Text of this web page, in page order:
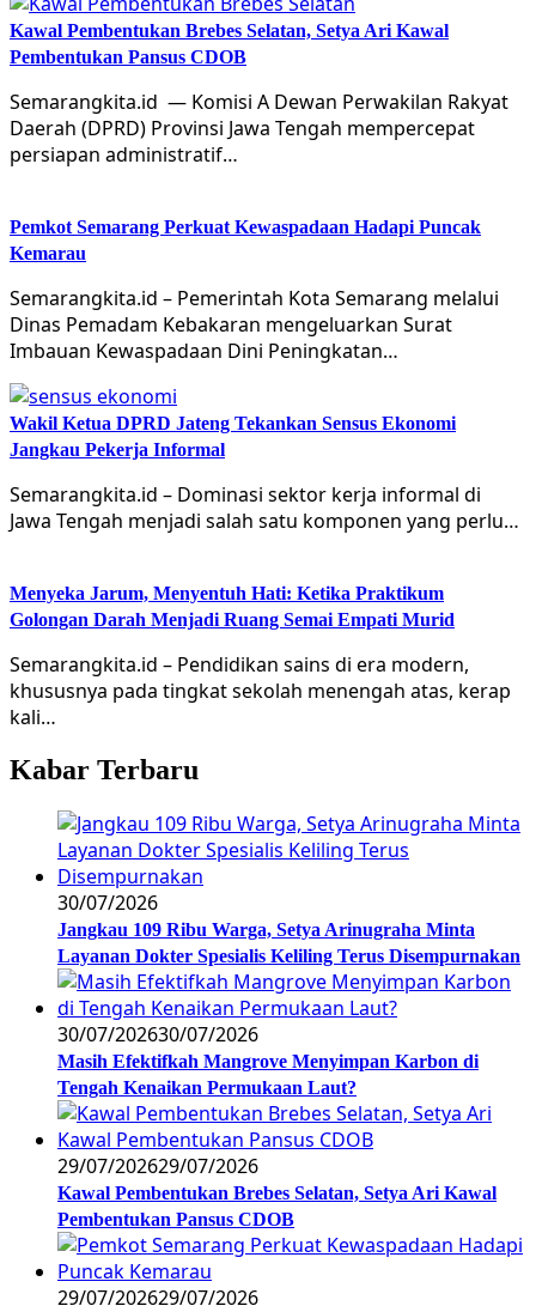
Kawal Pembentukan Brebes Selatan, Setya Ari Kawal
Pembentukan Pansus CDOB
Semarangkita.id — Komisi A Dewan Perwakilan Rakyat
Daerah (DPRD) Provinsi Jawa Tengah mempercepat
persiapan administratif…
Pemkot Semarang Perkuat Kewaspadaan Hadapi Puncak
Kemarau
Semarangkita.id – Pemerintah Kota Semarang melalui
Dinas Pemadam Kebakaran mengeluarkan Surat
Imbauan Kewaspadaan Dini Peningkatan…
Wakil Ketua DPRD Jateng Tekankan Sensus Ekonomi
Jangkau Pekerja Informal
Semarangkita.id – Dominasi sektor kerja informal di
Jawa Tengah menjadi salah satu komponen yang perlu…
Menyeka Jarum, Menyentuh Hati: Ketika Praktikum
Golongan Darah Menjadi Ruang Semai Empati Murid
Semarangkita.id – Pendidikan sains di era modern,
khususnya pada tingkat sekolah menengah atas, kerap
kali…
Kabar Terbaru
30/07/2026
Jangkau 109 Ribu Warga, Setya Arinugraha Minta
Layanan Dokter Spesialis Keliling Terus Disempurnakan
30/07/202630/07/2026
Masih Efektifkah Mangrove Menyimpan Karbon di
Tengah Kenaikan Permukaan Laut?
29/07/202629/07/2026
Kawal Pembentukan Brebes Selatan, Setya Ari Kawal
Pembentukan Pansus CDOB
29/07/202629/07/2026